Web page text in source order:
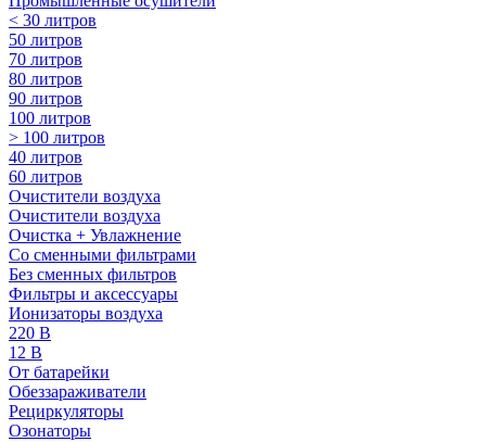
< 30 литров
50 литров
70 литров
80 литров
90 литров
100 литров
> 100 литров
40 литров
60 литров
Очистители воздуха
Очистители воздуха
Очистка + Увлажнение
Cо сменными фильтрами
Без сменных фильтров
Фильтры и аксессуары
Ионизаторы воздуха
220 В
12 В
От батарейки
Обеззараживатели
Рециркуляторы
Озонаторы